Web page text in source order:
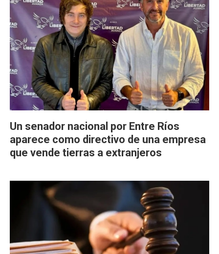
Un senador nacional por Entre Ríos
aparece como directivo de una empresa
que vende tierras a extranjeros